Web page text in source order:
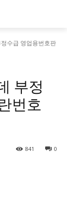
수급 영업용번호판
부정
번호
0
841